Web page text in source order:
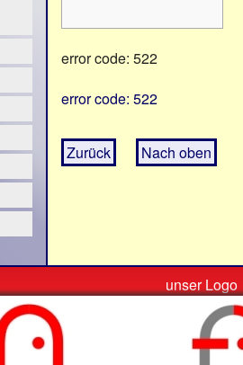
error code: 522
error code: 522
Zurück Nach oben
unser Logo